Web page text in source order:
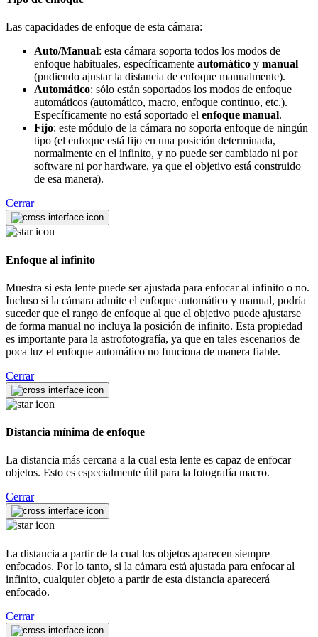
Las capacidades de enfoque de esta cámara:
Auto/Manual: esta cámara soporta todos los modos de
enfoque habituales, específicamente automático y manual
(pudiendo ajustar la distancia de enfoque manualmente).
Automático: sólo están soportados los modos de enfoque
automáticos (automático, macro, enfoque continuo, etc.).
Específicamente no está soportado el enfoque manual.
Fijo: este módulo de la cámara no soporta enfoque de ningún
tipo (el enfoque está fijo en una posición determinada,
normalmente en el infinito, y no puede ser cambiado ni por
software ni por hardware, ya que el objetivo está construido
de esa manera).
Cerrar
Enfoque al infinito
Muestra si esta lente puede ser ajustada para enfocar al infinito o no.
Incluso si la cámara admite el enfoque automático y manual, podría
suceder que el rango de enfoque al que el objetivo puede ajustarse
de forma manual no incluya la posición de infinito. Esta propiedad
es importante para la astrofotografía, ya que en tales escenarios de
poca luz el enfoque automático no funciona de manera fiable.
Cerrar
Distancia mínima de enfoque
La distancia más cercana a la cual esta lente es capaz de enfocar
objetos. Esto es especialmente útil para la fotografía macro.
Cerrar
La distancia a partir de la cual los objetos aparecen siempre
enfocados. Por lo tanto, si la cámara está ajustada para enfocar al
infinito, cualquier objeto a partir de esta distancia aparecerá
enfocado.
Cerrar